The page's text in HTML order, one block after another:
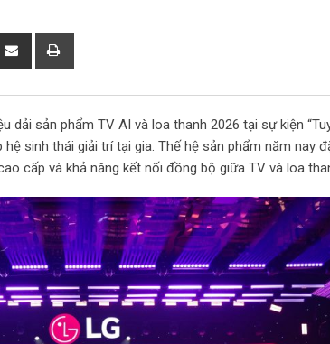
h
e
v
i
a
E
m
a
i
l
r
t
dải sản phẩm TV AI và loa thanh 2026 tại sự kiện
sinh thái giải trí tại gia. Thế hệ sản phẩm năm nay
cấp và khả năng kết nối đồng bộ giữa TV và loa